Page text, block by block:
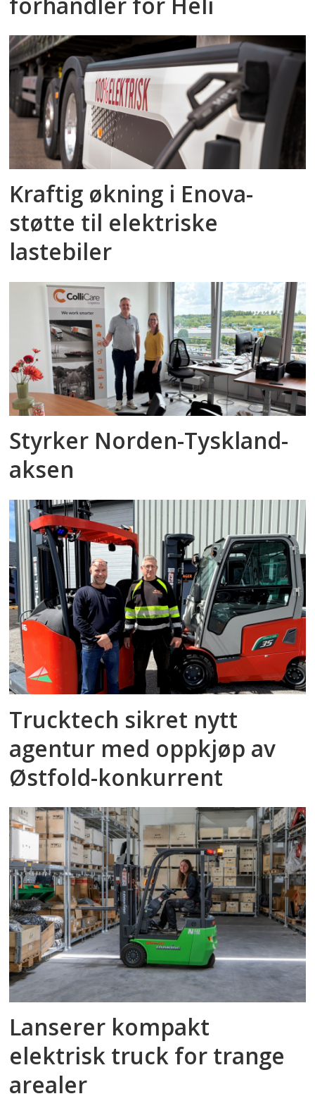
Kraftig økning i Enova-
støtte til elektriske
lastebiler
Styrker Norden-Tyskland-
aksen
Trucktech sikret nytt
agentur med oppkjøp av
Østfold-konkurrent
Lanserer kompakt
elektrisk truck for trange
arealer